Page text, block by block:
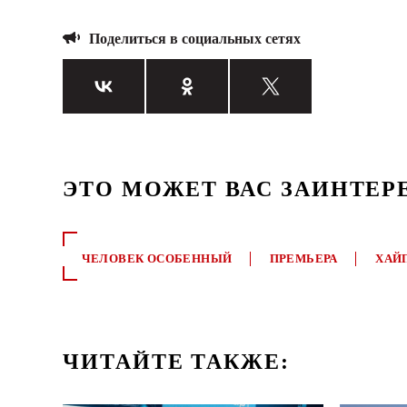
Поделиться в социальных сетях
ЭТО МОЖЕТ ВАС
ЧЕЛОВЕК ОСОБЕННЫЙ ПРЕМЬЕРА
ЧИТАЙТЕ ТАКЖЕ: